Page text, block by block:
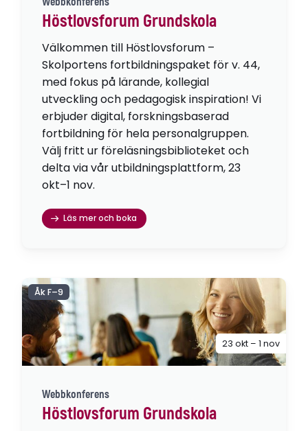
Höstlovsforum Grundskola
Välkommen till Höstlovsforum –
Skolportens fortbildningspaket för v. 44,
med fokus på lärande, kollegial
utveckling och pedagogisk inspiration! Vi
erbjuder digital, forskningsbaserad
fortbildning för hela personalgruppen.
Välj fritt ur föreläsningsbiblioteket och
delta via vår utbildningsplattform, 23
okt–1 nov.
Läs mer och boka
Webbkonferens
Höstlovsforum Grundskola
Åk F–9
23 okt – 1 nov